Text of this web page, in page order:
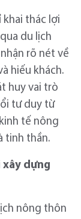
khai thác lợi
du lịch
rõ nét về
hiếu khách.
huy vai trò
tư duy từ
tế nông
tinh thần.
xây dựng
nông thôn